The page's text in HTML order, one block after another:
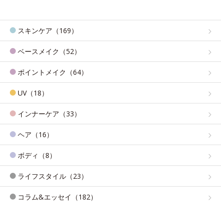
スキンケア（169）
ベースメイク（52）
ポイントメイク（64）
UV（18）
インナーケア（33）
ヘア（16）
ボディ（8）
ライフスタイル（23）
コラム&エッセイ（182）